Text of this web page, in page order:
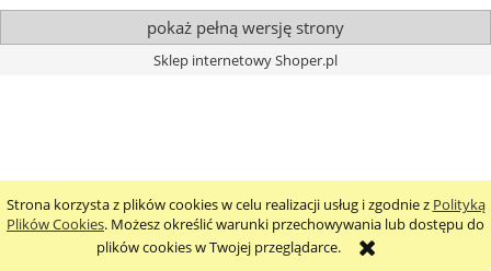
Strona korzysta z plików cookies w celu realizacji usług i zgodnie z Polityką
Plików Cookies. Możesz określić warunki przechowywania lub dostępu do
plików cookies w Twojej przeglądarce.
pokaż pełną wersję strony
Sklep internetowy Shoper.pl